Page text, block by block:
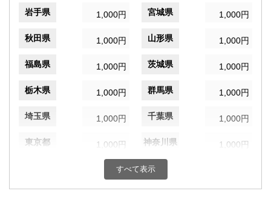
岩手県 1,000円 宮城県 1,000円
秋田県 1,000円 山形県 1,000円
福島県 1,000円 茨城県 1,000円
栃木県 1,000円 群馬県 1,000円
埼玉県 1,000円 千葉県 1,000円
東京都 1,000円 神奈川県 1,000円
1,000円 富山県
すべて表示